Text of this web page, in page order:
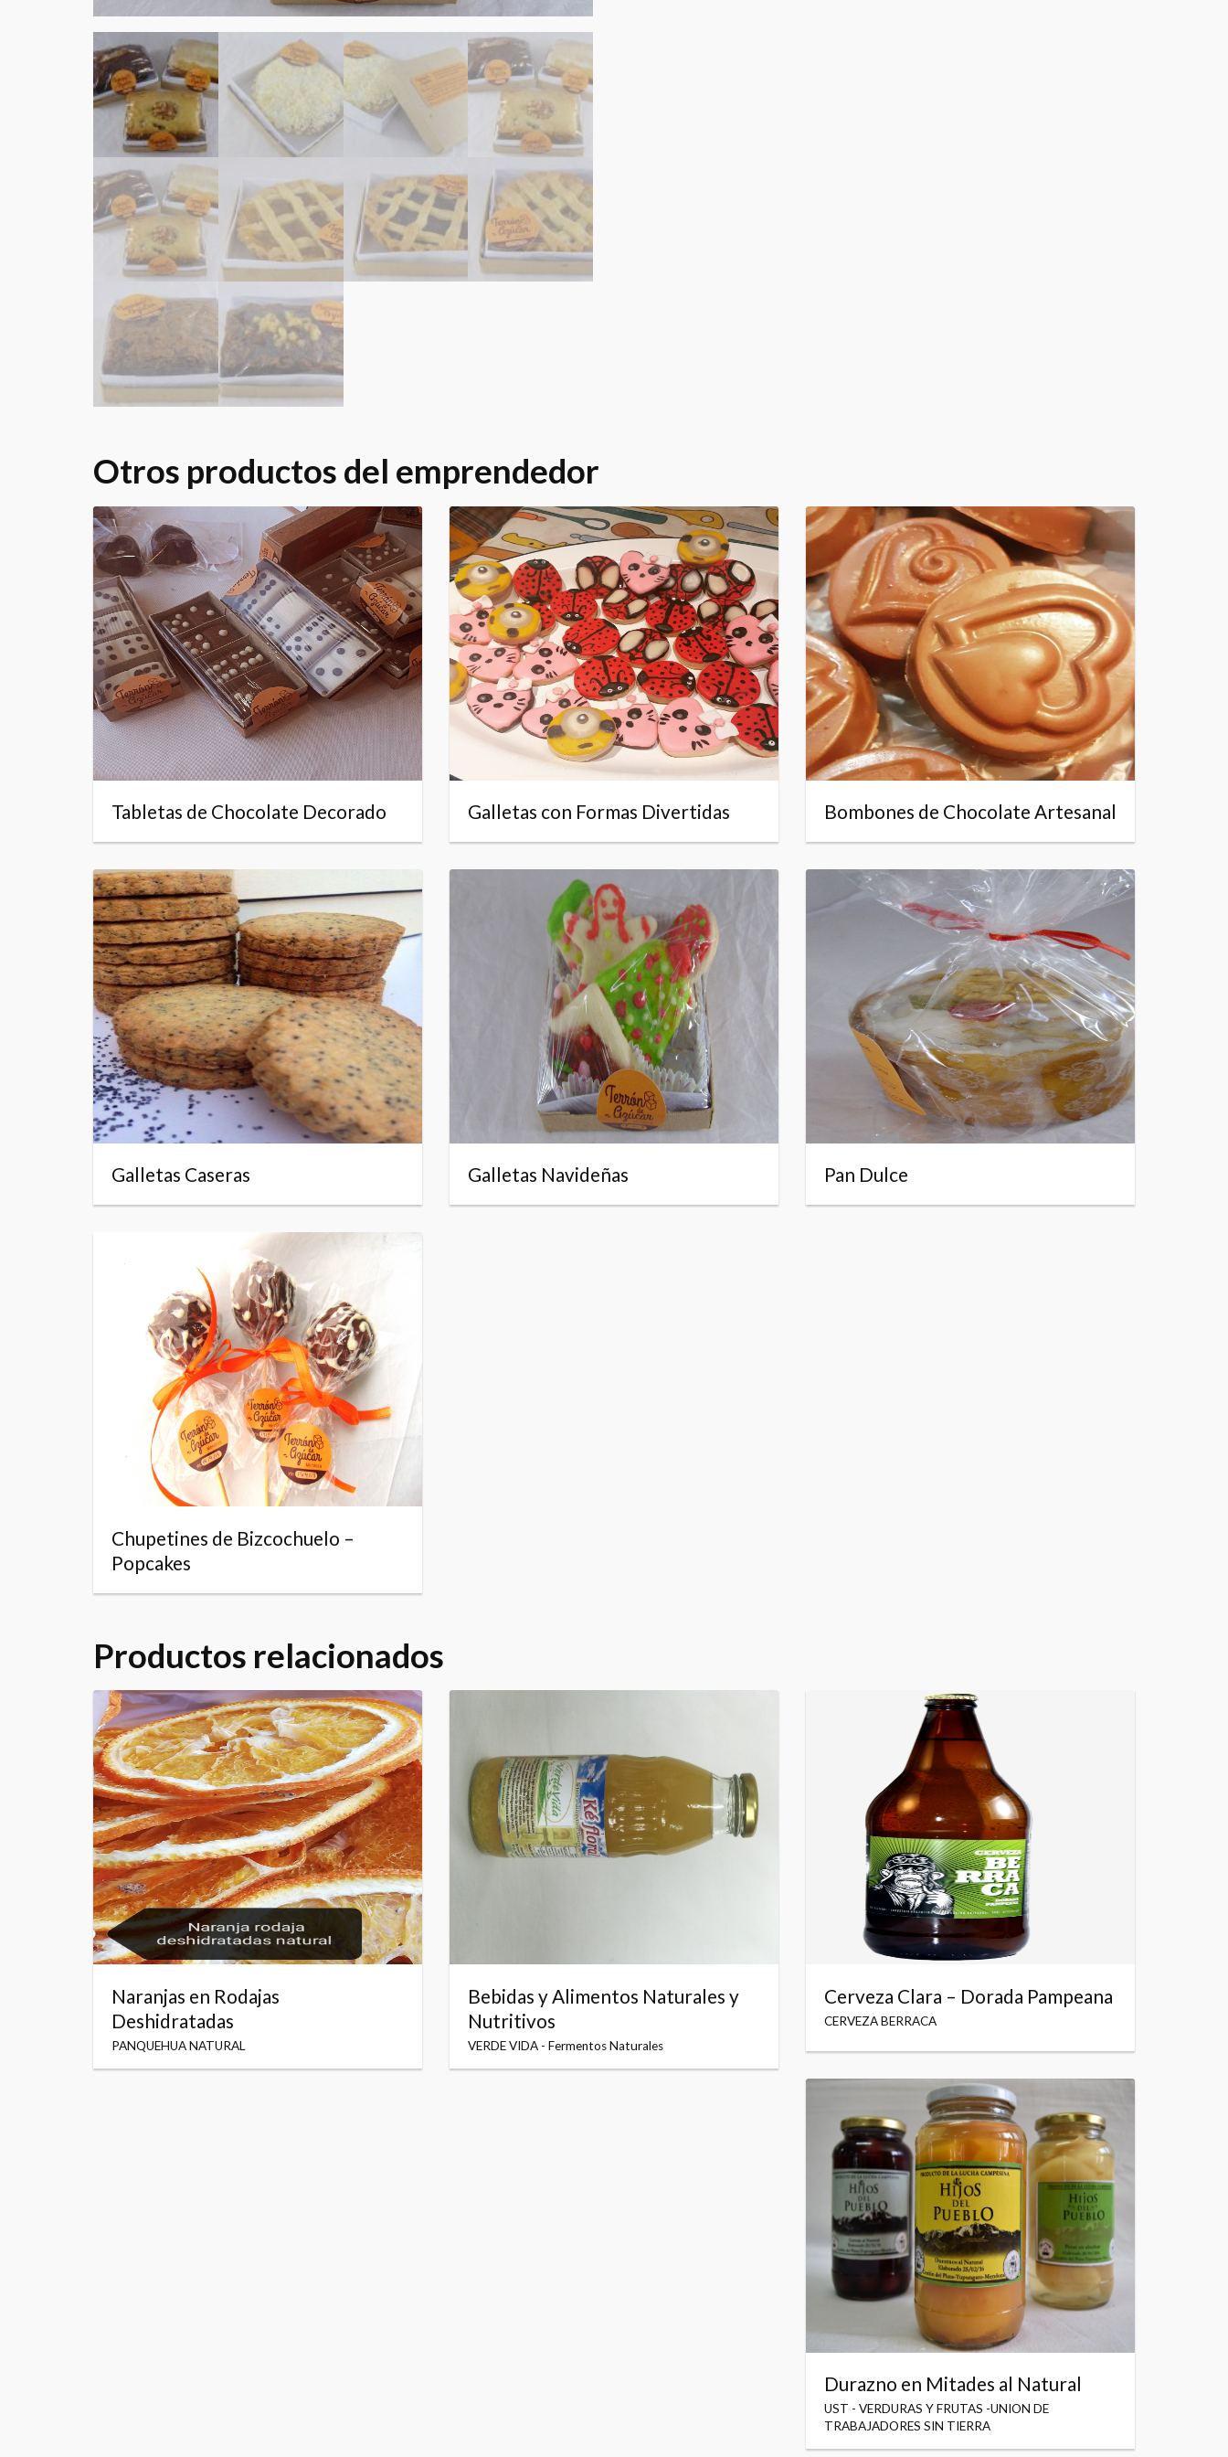
Otros productos del emprendedor
Tabletas de Chocolate Decorado Galletas con Formas Divertidas Bombones de Chocolate Artesanal
Galletas Caseras Galletas Navideñas Pan Dulce
Chupetines de Bizcochuelo –
Popcakes
Productos relacionados
Naranjas en Rodajas
Deshidratadas
PANQUEHUA NATURAL
Bebidas y Alimentos Naturales y
Nutritivos
VERDE VIDA - Fermentos Naturales
Cerveza Clara – Dorada Pampeana
CERVEZA BERRACA
Durazno en Mitades al Natural
UST - VERDURAS Y FRUTAS -UNION DE
TRABAJADORES SIN TIERRA